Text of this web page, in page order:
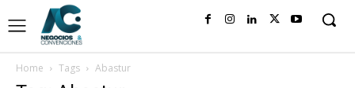
Home Tags Abastur